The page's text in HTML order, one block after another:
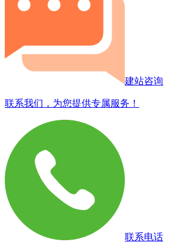
建站咨询
联系我们，为您提供专属服务！
联系电话